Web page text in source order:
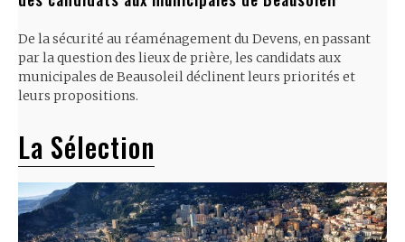
De la sécurité au réaménagement du Devens, en passant
par la question des lieux de prière, les candidats aux
municipales de Beausoleil déclinent leurs priorités et
leurs propositions.
La Sélection